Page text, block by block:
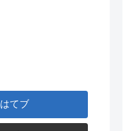
はてブ